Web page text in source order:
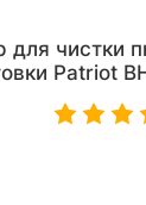
для чистки
Patriot